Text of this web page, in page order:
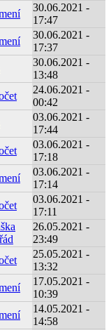
30.06.2021 -
17:47
30.06.2021 -
17:37
30.06.2021 -
13:48
24.06.2021 -
00:42
03.06.2021 -
17:44
03.06.2021 -
17:18
03.06.2021 -
17:14
03.06.2021 -
17:11
26.05.2021 -
23:49
25.05.2021 -
13:32
17.05.2021 -
10:39
14.05.2021 -
14:58